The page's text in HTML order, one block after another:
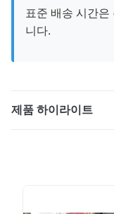
표준 배송 시간은
니다.
제품 하이라이트
대 절단, 굽힘, 용접